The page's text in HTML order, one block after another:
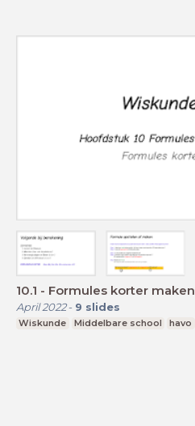
10.1 - Formules korter maken
April 2022- 9 slides
Wiskunde Middelbare school havo